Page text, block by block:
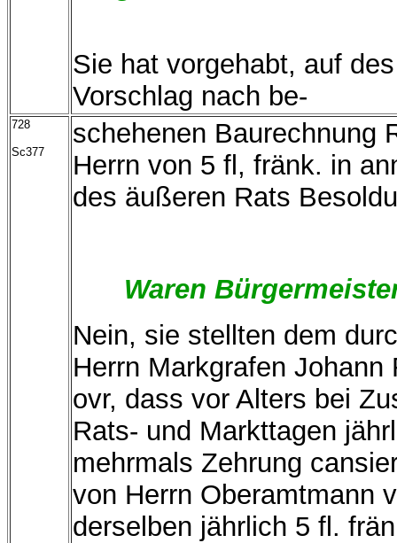
Sie hat vorgehabt, auf
Vorschlag nach be-
728
Sc377
schehenen Baurechnung
Herrn von 5 fl, fränk. in
des äußeren Rats
Waren
Nein, sie stellten dem
Herrn Markgrafen
ovr, dass vor Alters bei
Rats- und Markttagen
mehrmals Zehrung
von Herrn Oberamtmann
derselben jährlich 5 fl.